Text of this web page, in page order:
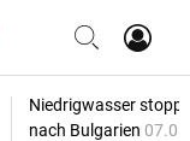
Niedrigwasser
nach Bulgarien